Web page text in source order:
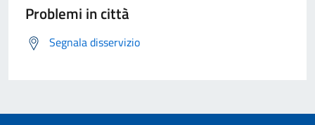
Problemi in città
Segnala disservizio